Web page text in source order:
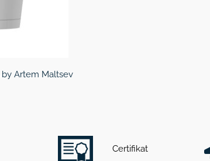
by Artem Maltsev
Certifikat